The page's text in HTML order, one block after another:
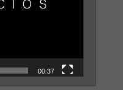
00:37